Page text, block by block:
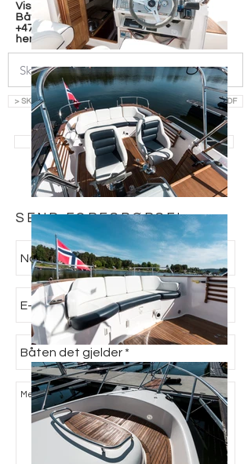
Visning kun etter avtale - Kontakt
Båtmegler Henrik Bratz
+47 47875838
henrik@h-y.no
> SKRIV INN EPOST OG LAST NED SALGSOPPGAVE SOM PDF
> SE ALLE BÅTER TIL SALGS
SEND FORESPØRSEL: